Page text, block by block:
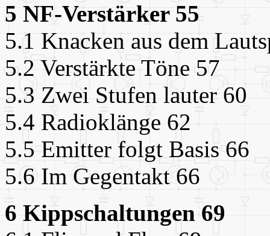
5 NF-Verstärker 55
5.1 Knacken aus dem
5.2 Verstärkte Töne 57
5.3 Zwei Stufen lauter 60
5.4 Radioklänge 62
5.5 Emitter folgt Basis 66
5.6 Im Gegentakt 66
6 Kippschaltungen 69